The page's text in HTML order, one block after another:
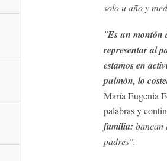
solo u año y
"Es un montón
representar al
estamos en
pulmón, lo
María Eugenia
palabras y
familia: bancan
padres".